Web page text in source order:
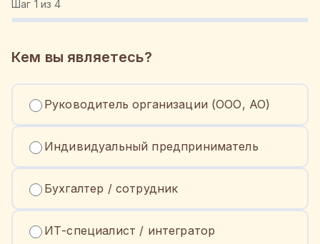
Шаг 1 из 4
Кем вы являетесь?
Руководитель организации (ООО, АО)
Индивидуальный предприниматель
Бухгалтер / сотрудник
ИТ-специалист / интегратор